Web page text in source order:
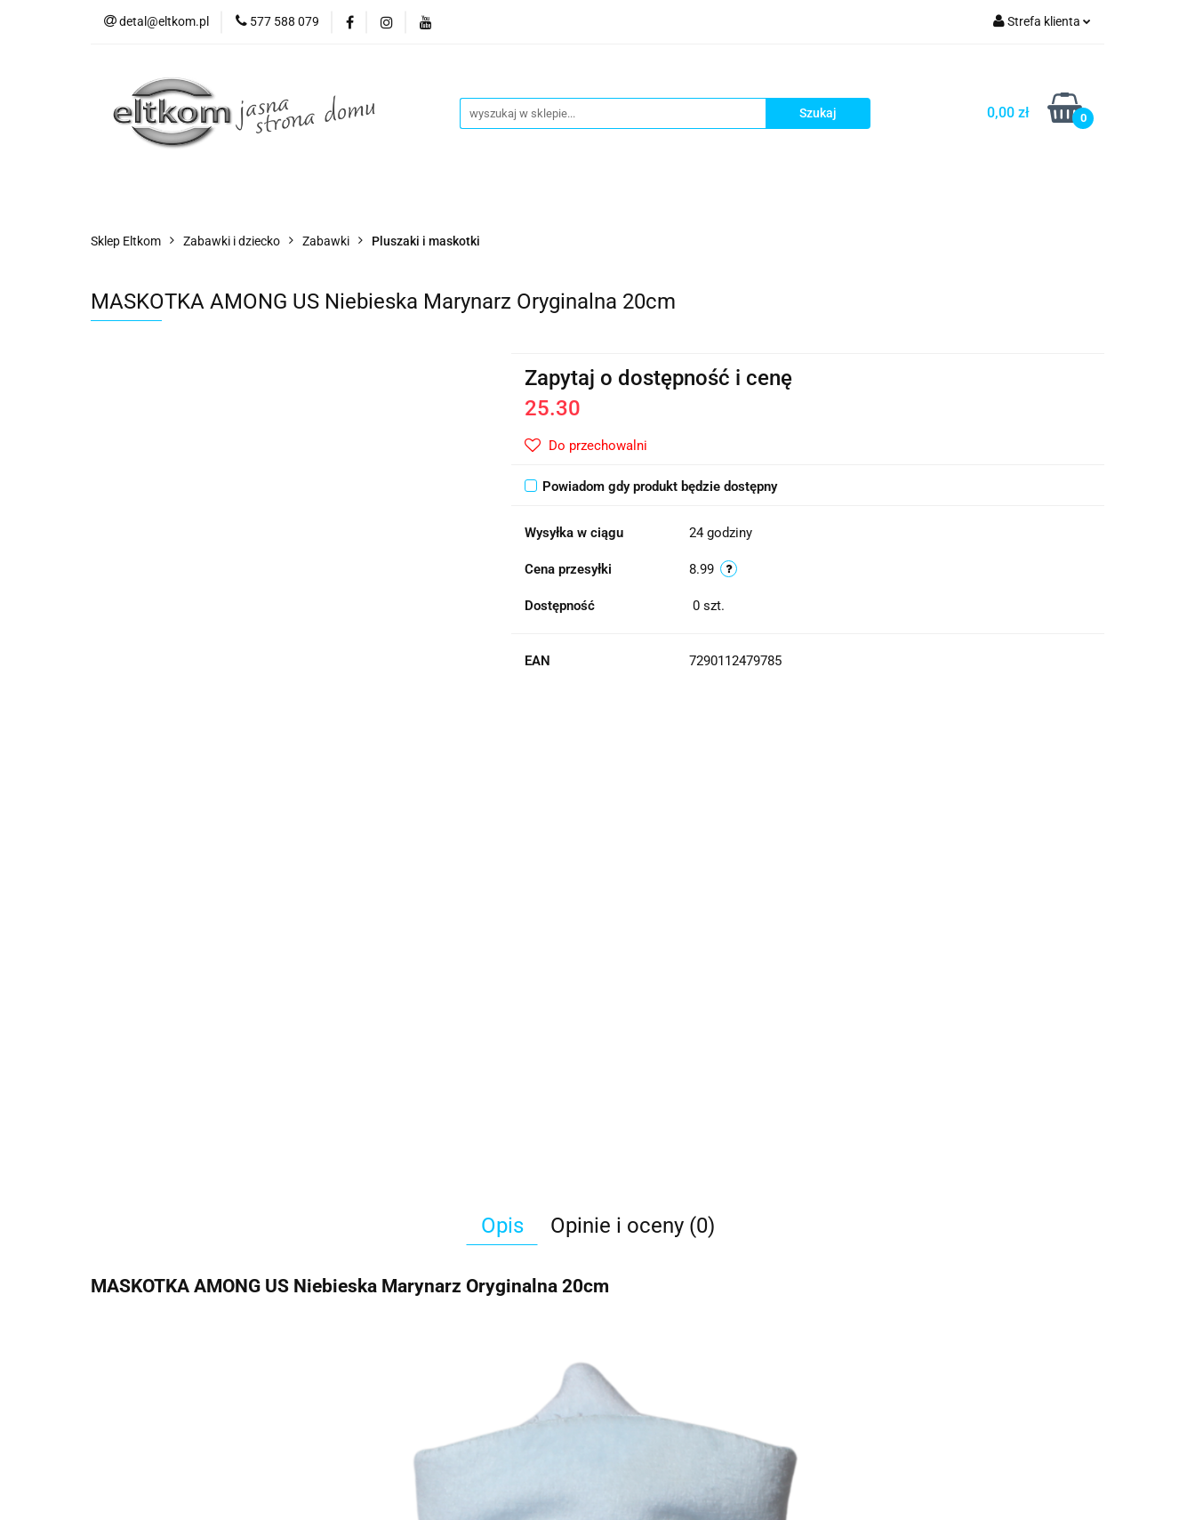
detal@eltkom.pl 577 588 079 Strefa klienta
Zarejestruj się
Dodaj zgłoszenie
0,00 zł 0
O nas Informacje
Sklep Eltkom Zabawki i dziecko Zabawki Pluszaki i maskotki
MASKOTKA AMONG US Niebieska Marynarz Oryginalna 20cm
Zapytaj o dostępność i cenę
25.30
Do przechowalni
Powiadom gdy produkt będzie dostępny
Wysyłka w ciągu 24 godziny
Cena przesyłki 8.99
Dostępność 0 szt.
EAN 7290112479785
Opis Opinie i oceny (0)
MASKOTKA AMONG US Niebieska Marynarz Oryginalna 20cm